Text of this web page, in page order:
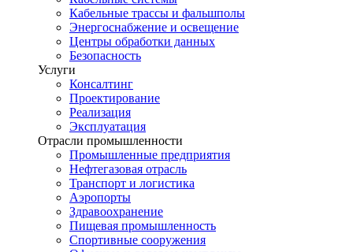
Кабельные трассы и фальшполы
Энергоснабжение и освещение
Центры обработки данных
Безопасность
Услуги
Консалтинг
Проектирование
Реализация
Эксплуатация
Отрасли промышленности
Промышленные предприятия
Нефтегазовая отрасль
Транспорт и логистика
Аэропорты
Здравоохранение
Пищевая промышленность
Спортивные сооружения